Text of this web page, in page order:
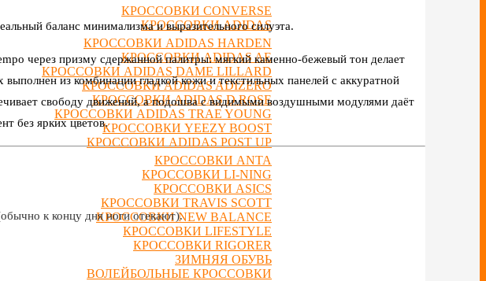
КРОССОВКИ CONVERSE
КРОССОВКИ ADIDAS
КРОССОВКИ ADIDAS HARDEN
КРОССОВКИ ADIDAS AE
КРОССОВКИ ADIDAS DAME LILLARD
КРОССОВКИ ADIDAS ADIZERO
КРОССОВКИ ADIDAS D ROSE
КРОССОВКИ ADIDAS TRAE YOUNG
КРОССОВКИ YEEZY BOOST
КРОССОВКИ ADIDAS POST UP
КРОССОВКИ ANTA
КРОССОВКИ LI-NING
КРОССОВКИ ASICS
КРОССОВКИ TRAVIS SCOTT
КРОССОВКИ NEW BALANCE
КРОССОВКИ LIFESTYLE
КРОССОВКИ RIGORER
ЗИМНЯЯ ОБУВЬ
ВОЛЕЙБОЛЬНЫЕ КРОССОВКИ
баланс минимализма и выразительного силуэта.
через призму сдержанной палитры: мягкий каменно-бежевый тон делает
из комбинации гладкой кожи и текстильных панелей с аккуратной
свободу движений, а подошва с видимыми воздушными модулями даёт
без ярких цветов.
к концу дня ноги отекают).